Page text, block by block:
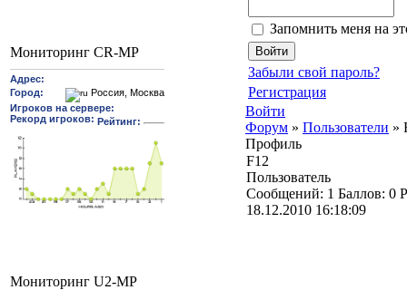
Мониторинг CR-MP
Мониторинг U2-MP
Запомнить меня на
Забыли свой пароль?
Регистрация
Войти
Форум » Пользователи »
Профиль
F12
Пользователь
Cообщений: 1 Баллов: 0
18.12.2010 16:18:09